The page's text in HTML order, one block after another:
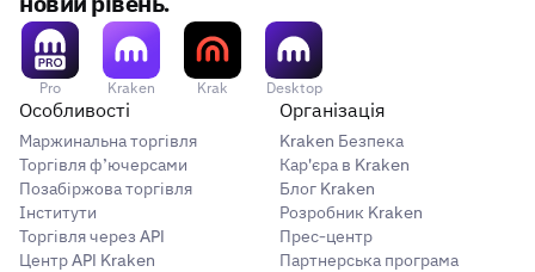
новий рівень.
Pro Kraken Krak Desktop
Особливості
Маржинальна торгівля
Торгівля ф’ючерсами
Позабіржова торгівля
Інститути
Торгівля через API
Центр API Kraken
Організація
Kraken Безпека
Кар'єра в Kraken
Блог Kraken
Розробник Kraken
Прес-центр
Партнерська програма